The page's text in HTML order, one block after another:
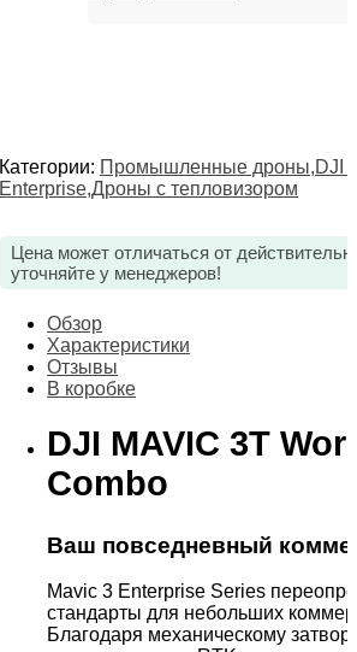
Категории: Промышленные дроны,DJI
Enterprise,Дроны с тепловизором
Цена может отличаться от
уточняйте у менеджеров!
Обзор
Характеристики
Отзывы
В коробке
DJI MAVIC 3T
Combo
Ваш повседневный
Mavic 3 Enterprise Series
стандарты для небольших
Благодаря механическому